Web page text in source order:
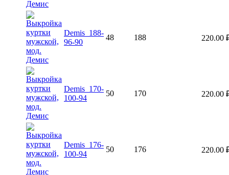
Demis_188-
96-90
48 188 220.00
Demis_170-
100-94
50 170 220.00
Demis_176-
100-94
50 176 220.00